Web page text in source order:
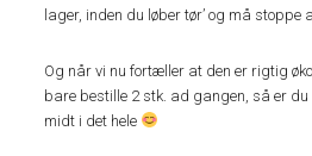
lager, inden du løber tør’ og må stoppe
Og når vi nu fortæller at den er rigtig
bare bestille 2 stk. ad gangen, så er
midt i det hele